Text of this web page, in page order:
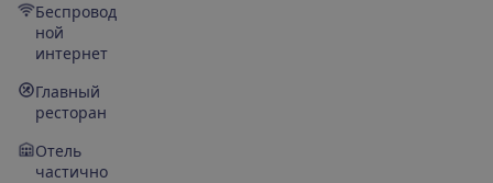
Беспровод
ной
интернет
Главный
ресторан
Отель
частично